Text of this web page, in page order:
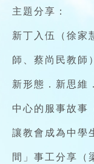
主題分享：
新丁入伍（徐家
師、蔡尚民教師）
新形態．新思維
中心的服事故事
讓教會成為中學
間」事工分享（